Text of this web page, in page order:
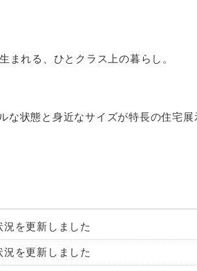
まれる、ひとクラス上の暮らし。
な状態と身近なサイズが特長の住宅展
を更新しました
を更新しました